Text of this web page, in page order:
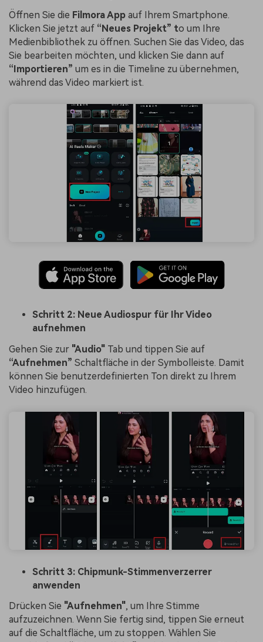
Öffnen Sie die Filmora App auf Ihrem Smartphone.
Klicken Sie jetzt auf “Neues Projekt” to um Ihre
Medienbibliothek zu öffnen. Suchen Sie das Video, das
Sie bearbeiten möchten, und klicken Sie dann auf
“Importieren” um es in die Timeline zu übernehmen,
während das Video markiert ist.
Schritt 2: Neue Audiospur für Ihr Video
aufnehmen
Gehen Sie zur "Audio" Tab und tippen Sie auf
“Aufnehmen” Schaltfläche in der Symbolleiste. Damit
können Sie benutzerdefinierten Ton direkt zu Ihrem
Video hinzufügen.
Schritt 3: Chipmunk-Stimmenverzerrer
anwenden
Drücken Sie "Aufnehmen", um Ihre Stimme
aufzuzeichnen. Wenn Sie fertig sind, tippen Sie erneut
auf die Schaltfläche, um zu stoppen. Wählen Sie